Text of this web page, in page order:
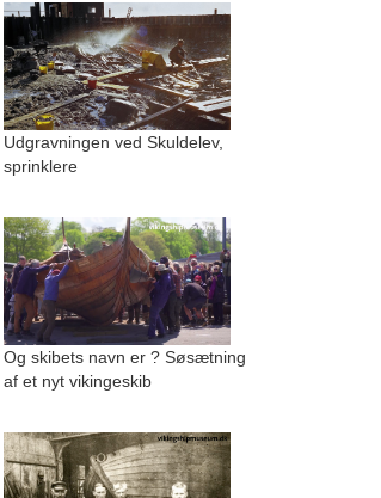
Udgravningen ved Skuldelev,
sprinklere
Og skibets navn er ? Søsætning
af et nyt vikingeskib